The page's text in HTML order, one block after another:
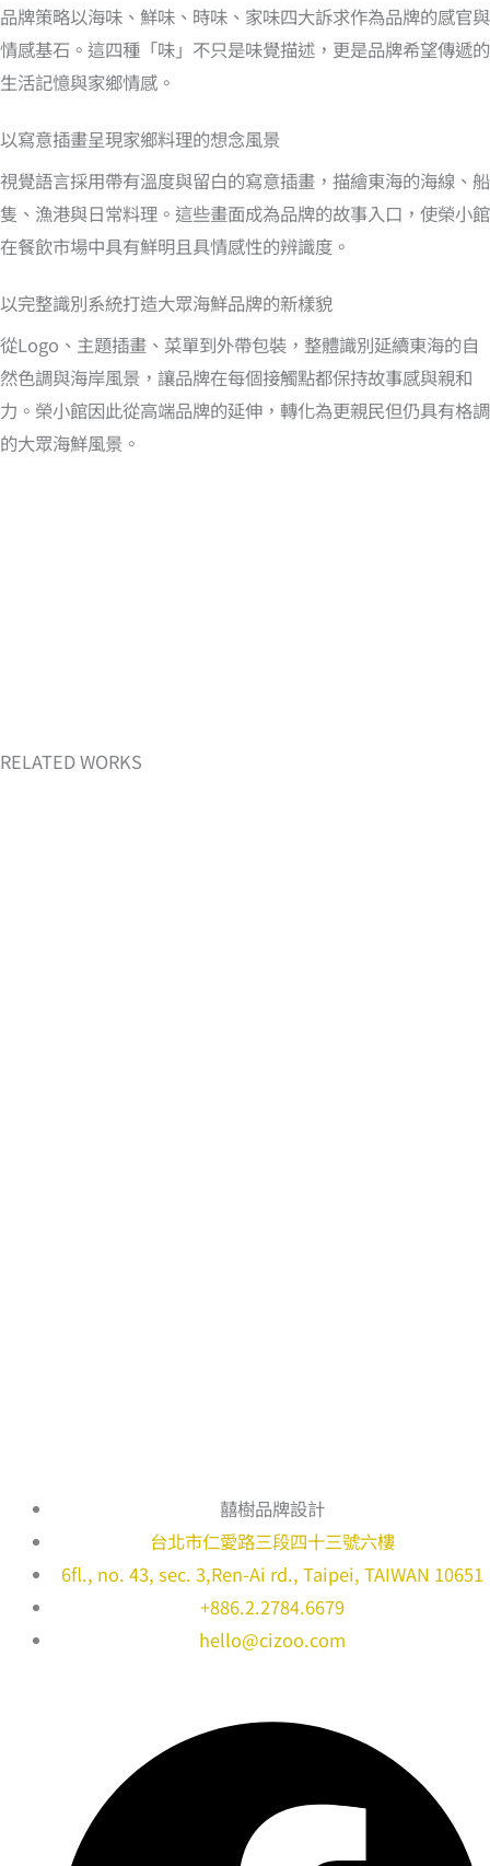
品牌策略以海味、鮮味、時味、家味四大訴求作為品牌的感官與
情感基石。這四種「味」不只是味覺描述，更是品牌希望傳遞的
生活記憶與家鄉情感。
以寫意插畫呈現家鄉料理的想念風景
視覺語言採用帶有溫度與留白的寫意插畫，描繪東海的海線、船
隻、漁港與日常料理。這些畫面成為品牌的故事入口，使榮小館
在餐飲市場中具有鮮明且具情感性的辨識度。
以完整識別系統打造大眾海鮮品牌的新樣貌
從Logo、主題插畫、菜單到外帶包裝，整體識別延續東海的自
然色調與海岸風景，讓品牌在每個接觸點都保持故事感與親和
力。榮小館因此從高端品牌的延伸，轉化為更親民但仍具有格調
的大眾海鮮風景。
RELATED WORKS
囍樹品牌設計
台北市仁愛路三段四十三號六樓
6fl., no. 43, sec. 3,Ren-Ai rd., Taipei, TAIWAN 10651
+886.2.2784.6679
hello@cizoo.com